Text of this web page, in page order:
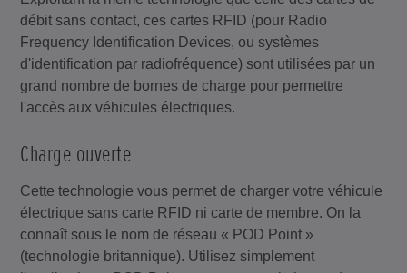
débit sans contact, ces cartes RFID (pour Radio
Frequency Identification Devices, ou systèmes
d'identification par radiofréquence) sont utilisées par un
grand nombre de bornes de charge pour permettre
l'accès aux véhicules électriques.
Charge ouverte
Cette technologie vous permet de charger votre véhicule
électrique sans carte RFID ni carte de membre. On la
connaît sous le nom de réseau « POD Point »
(technologie britannique). Utilisez simplement